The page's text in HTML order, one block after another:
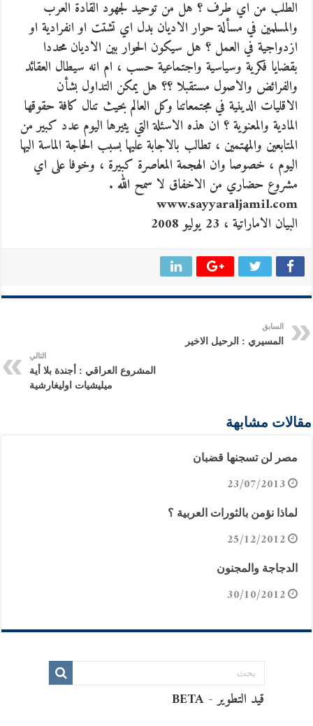
الطلب من اي طرف ؟ هل من توحيد لجهود القادة العرب
والمسلمين في مسألة حوار الاديان بدل اي تشتت او انفرادية او
ازدواجية في العمل ؟ هل سيكون الحوار بين الاديان محددا
بقضايا فكرية وسياسية واجتماعية حسب ، ام انه سيطال العقائد
والفرائض والاصول مستقبلا ؟؟ هل يمكن التداول بشأن
الاقليات الدينية في مجتمعاتنا وكل العالم بحيث تنال كافة حقوقها
المادية والمعنوية ؟ ان هذه الاسئلة التي يثيرها اليوم عدد كبير من
المتابعين والمهتمين ، تطالب بالاجابة عليها بسبب الحاجة الماسة اليها
اليوم ، خصوصا وان الهجمة المعاصرة كبيرة ، وخوفا على اي
مشروع حضاري من الاخفاق لا سمح الله .
www.sayyaraljamil.com
البيان الاماراتية ، 23 يوليو 2008
السابق
المسيري : الرحيل الاخير
التالي
المشروع العراقي : أجندة بلا أية
ميليشيات اوليغارشية
مقالات مشابهة
مصر لن تسجنها قضبان
23/07/2013
لماذا نؤمن بالثورات العربية ؟
25/12/2012
الدجاجة والمجنون
30/10/2012